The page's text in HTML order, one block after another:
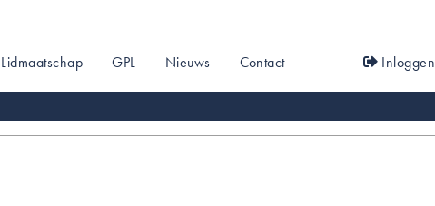
Lidmaatschap GPL Nieuws Contact
User
account
menu
Inloggen